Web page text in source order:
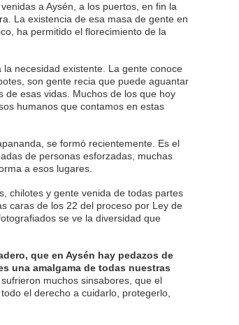
a Aysén, a los puertos, en fin la
La existencia de esa masa de gente en
ha permitido el florecimiento de la
necesidad existente. La gente conoce
son gente recia que puede aguantar
de esas vidas. Muchos de los que hoy
humanos que contamos en estas
se formó recientemente. Es el
de personas esforzadas, muchas
a esos lugares.
chilotes y gente venida de todas partes
caras de los 22 del proceso por Ley de
se ve la diversidad que
que en Aysén hay pedazos de
una amalgama de todas nuestras
muchos sinsabores, que el
el derecho a cuidarlo, protegerlo,